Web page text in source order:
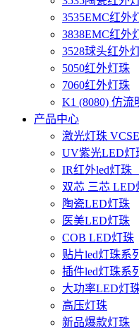
3535EMC红外
3838EMC红外
3528球头红外
5050红外灯珠
7060红外灯珠
K1 (8080) 仿流
产品中心
激光灯珠
UV紫光LED灯
IR红外led灯珠
双芯 三芯 LED
陶瓷LED灯珠
医美LED灯珠
COB LED灯珠
贴片led灯珠系
插件led灯珠系
大功率LED灯
高压灯珠
新品爆款灯珠